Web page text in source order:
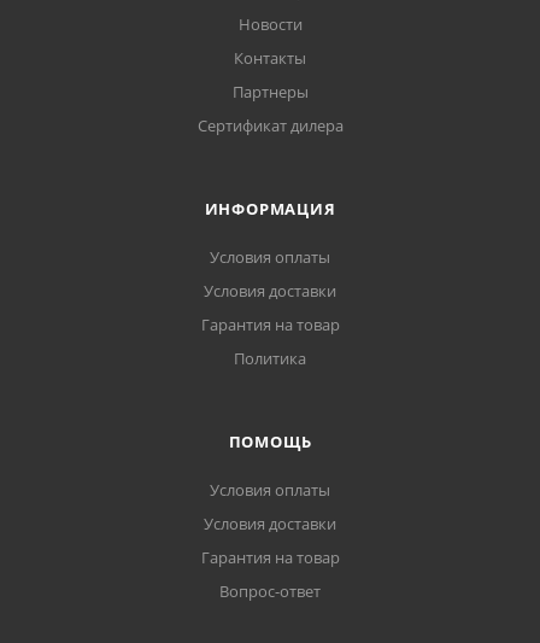
Новости
Контакты
Партнеры
Сертификат дилера
ИНФОРМАЦИЯ
Условия оплаты
Условия доставки
Гарантия на товар
Политика
ПОМОЩЬ
Условия оплаты
Условия доставки
Гарантия на товар
Вопрос-ответ